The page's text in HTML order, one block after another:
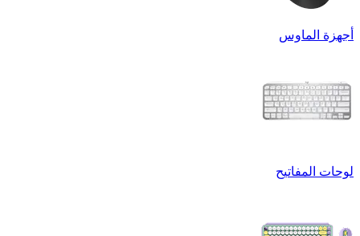
أجهزة الماوس
لوحات المفاتيح